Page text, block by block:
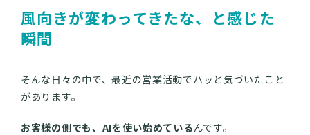
風向きが変わってきたな、と感じた
瞬間
そんな日々の中で、最近の営業活動でハッと気づいたこと
があります。
お客様の側でも、AIを使い始めているんです。